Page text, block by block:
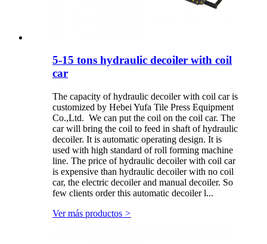
5-15 tons hydraulic decoiler with coil
car
The capacity of hydraulic decoiler with coil car is
customized by Hebei Yufa Tile Press Equipment
Co.,Ltd. We can put the coil on the coil car. The
car will bring the coil to feed in shaft of hydraulic
decoiler. It is automatic operating design. It is
used with high standard of roll forming machine
line. The price of hydraulic decoiler with coil car
is expensive than hydraulic decoiler with no coil
car, the electric decoiler and manual decoiler. So
few clients order this automatic decoiler l...
Ver más productos >